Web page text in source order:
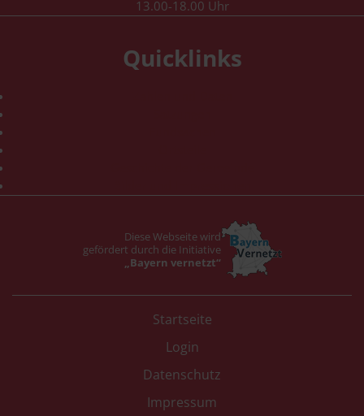
13.00-18.00 Uhr
Quicklinks
Diese Webseite wird
gefördert durch die Initiative
„Bayern vernetzt“
Startseite
Login
Datenschutz
Impressum